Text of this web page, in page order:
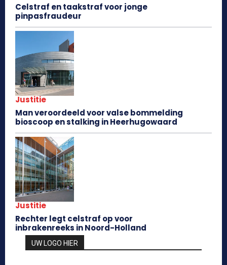
Celstraf en taakstraf voor jonge
pinpasfraudeur
Justitie
Man veroordeeld voor valse bommelding
bioscoop en stalking in Heerhugowaard
Justitie
Rechter legt celstraf op voor
inbrakenreeks in Noord-Holland
UW LOGO HIER